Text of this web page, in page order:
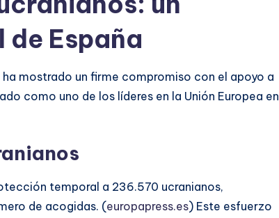
España
mostrado un firme compromiso con el apoyo a
como uno de los líderes en la Unión Europea en
temporal a 236.570 ucranianos,
de acogidas. (europapress.es) Este esfuerzo